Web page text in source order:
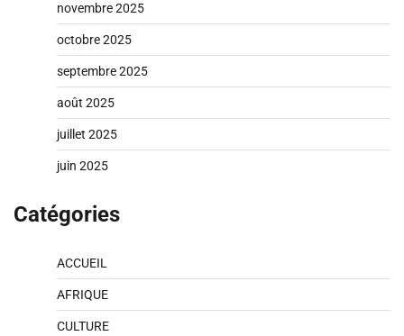
novembre 2025
octobre 2025
septembre 2025
août 2025
juillet 2025
juin 2025
Catégories
ACCUEIL
AFRIQUE
CULTURE